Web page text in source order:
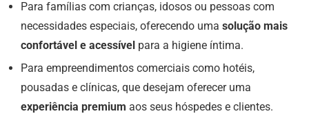
Para famílias com crianças, idosos ou pessoas com
necessidades especiais, oferecendo uma solução mais
confortável e acessível para a higiene íntima.
Para empreendimentos comerciais como hotéis,
pousadas e clínicas, que desejam oferecer uma
experiência premium aos seus hóspedes e clientes.